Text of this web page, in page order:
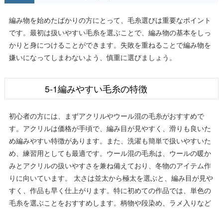
編み物を始めたばかりの方にとって、毛糸選びは重要なポイント
です。最初は扱いやすい毛糸を選ぶことで、編み物の基本をしっ
かりと身につけることができます。失敗を重ねることで編み物を
嫌いになってしまわないよう、慎重に選びましょう。
5-1編みやすい毛糸の特徴
初心者の方には、まずアクリルやウール混の毛糸がおすすめで
す。アクリルは価格が手頃で、編み目が見やすく、滑りも良いた
め編みやすい特徴があります。また、洗濯も簡単で扱いやすいた
め、練習用としても最適です。ウール混の毛糸は、ウールの暖か
みとアクリルの扱いやすさを兼ね備えており、冬物のアイテム作
りに向いています。 太さは並太から極太を選ぶと、編み目が見や
すく、作品も早く仕上がります。特に初めての作品では、単色の
毛糸を選ぶことをおすすめします。柄物や段染め、ラメ入りなど